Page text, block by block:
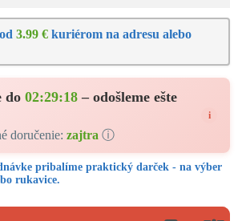
3.99 € kuriérom na adresu alebo
do 02:29:17 – odošleme ešte
doručenie: zajtra ⓘ
i
pribalíme praktický darček - na výber
rukavice.